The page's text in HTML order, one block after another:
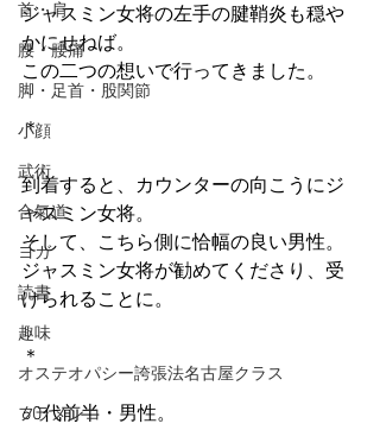
首・肩
腰・腰痛
脚・足首・股関節
小顔
武術
合氣道
ヨガ
読書
趣味
オステオパシー誇張法名古屋クラス
フラメンコ
ジャスミン女将の左手の腱鞘炎も穏や
かにせねば。
この二つの想いで行ってきました。
＊
到着すると、カウンターの向こうにジ
ャスミン女将。
そして、こちら側に恰幅の良い男性。
ジャスミン女将が勧めてくださり、受
けられることに。
＊
60代前半・男性。